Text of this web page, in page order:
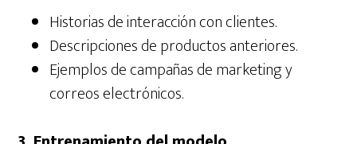
Historias de interacción con clientes.
Descripciones de productos anteriores.
Ejemplos de campañas de marketing y
correos electrónicos.